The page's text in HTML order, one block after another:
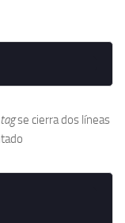
tagse cierra dos líneas